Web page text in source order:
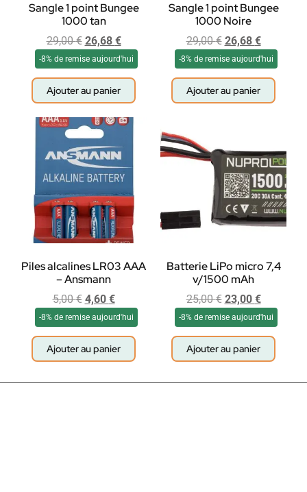
Sangle 1 point Bungee
1000 tan
29,00€ 26,68 €
-8% de remise aujourd'hui
Ajouter au panier
Sangle 1 point Bungee
1000 Noire
29,00€ 26,68 €
-8% de remise aujourd'hui
Ajouter au panier
Piles alcalines LR03 AAA
– Ansmann
5,00€ 4,60 €
-8% de remise aujourd'hui
Ajouter au panier
Batterie LiPo micro 7,4
v/1500 mAh
25,00€ 23,00 €
-8% de remise aujourd'hui
Ajouter au panier